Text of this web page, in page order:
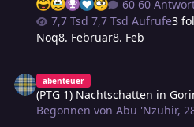
60
7,7 Tsd Aufrufe3
Noq8. Februar8. Feb
abenteuer
(PTG 1) Nachtschatten in
Begonnen vonAbu 'Nzuhir,